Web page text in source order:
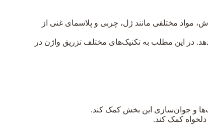
مواد مختلفی مانند ژل، چربی و پلاسمای غنی از
در این مطلب به تکنیک‌های مختلف تزریق واژن در
و جوان‌سازی این بخش کمک کند.
دلخواه کمک کند.